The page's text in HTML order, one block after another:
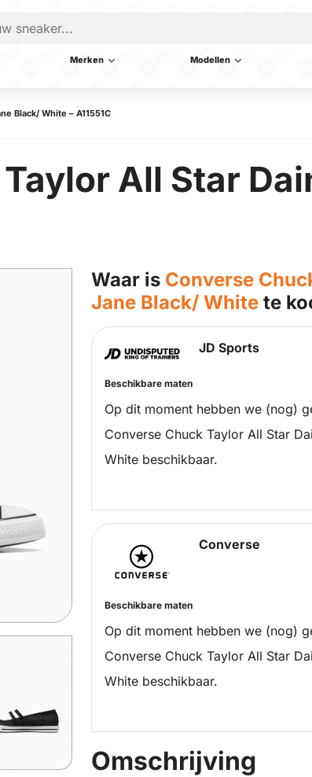
Merken Modellen
Black/ White – A11551C
All Star
Waar is Converse
Jane Black/ White te
JD Sports
Beschikbare maten
Op dit moment hebben we (nog)
Converse Chuck Taylor All Star
White beschikbaar.
Converse
Beschikbare maten
Op dit moment hebben we (nog)
Converse Chuck Taylor All Star
White beschikbaar.
Omschrijving